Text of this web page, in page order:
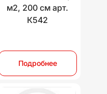
м2, 200 см арт.
К542
Подробнее